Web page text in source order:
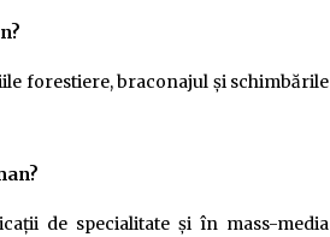
forestiere, braconajul și schimbările
de specialitate și în mass-media